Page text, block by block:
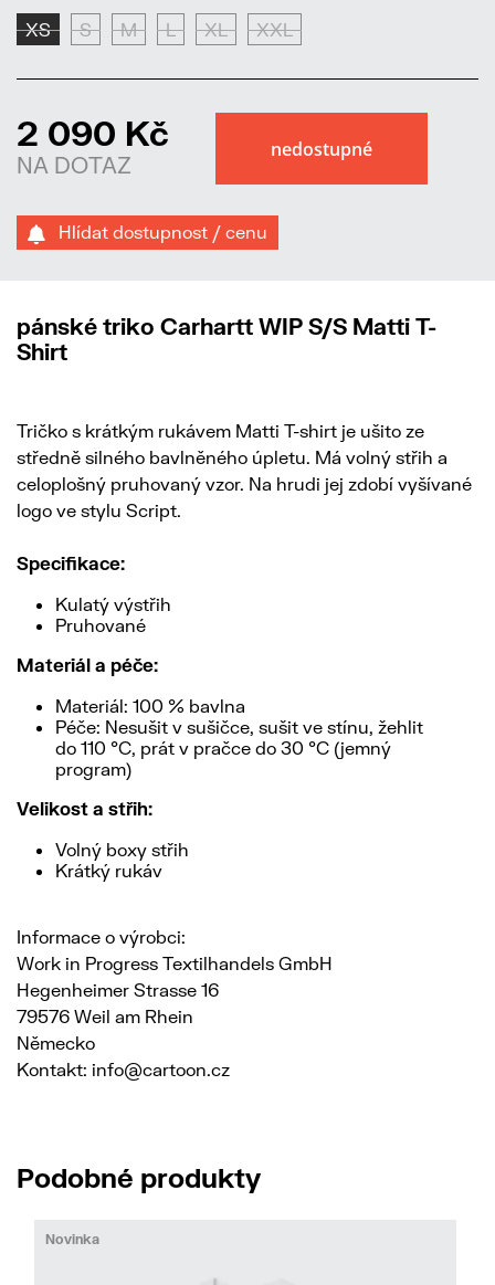
XS S M L XL XXL
2 090 Kč
NA DOTAZ
Hlídat dostupnost / cenu
pánské triko Carhartt WIP S/S Matti T-
Shirt
Tričko s krátkým rukávem Matti T-shirt je ušito ze
středně silného bavlněného úpletu. Má volný střih a
celoplošný pruhovaný vzor. Na hrudi jej zdobí vyšívané
logo ve stylu Script.
Specifikace:
Kulatý výstřih
Pruhované
Materiál a péče:
Materiál: 100 % bavlna
Péče: Nesušit v sušičce, sušit ve stínu, žehlit
do 110 °C, prát v pračce do 30 °C (jemný
program)
Velikost a střih:
Volný boxy střih
Krátký rukáv
Informace o výrobci:
Work in Progress Textilhandels GmbH
Hegenheimer Strasse 16
79576 Weil am Rhein
Německo
Kontakt: info@cartoon.cz
Podobné produkty
Novinka